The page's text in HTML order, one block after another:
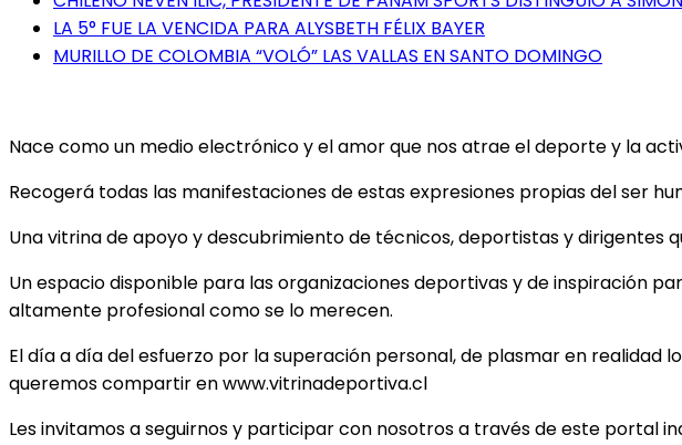
LA 5° FUE LA VENCIDA PARA ALYSBETH FÉLIX BAYER
MURILLO DE COLOMBIA “VOLÓ” LAS VALLAS EN SANTO DOMINGO
Nace como un medio electrónico y el amor que nos atrae el deporte y la
Recogerá todas las manifestaciones de estas expresiones propias del ser
Una vitrina de apoyo y descubrimiento de técnicos, deportistas y dirigentes
Un espacio disponible para las organizaciones deportivas y de inspiración
altamente profesional como se lo merecen.
El día a día del esfuerzo por la superación personal, de plasmar en realidad
queremos compartir en www.vitrinadeportiva.cl
Les invitamos a seguirnos y participar con nosotros a través de este portal